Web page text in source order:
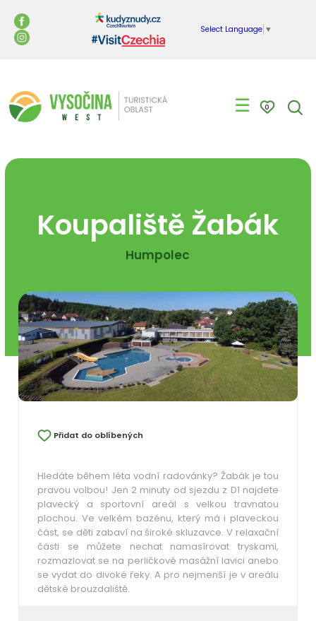
Select Language ▼
☰ 0
Koupaliště Žabák
Humpolec
Přidat do oblíbených
Hledáte během léta vodní radovánky? Žabák je tou
pravou volbou! Jen 2 minuty od sjezdu z D1 najdete
plavecký a sportovní areál s velkou travnatou
plochou. Ve velkém bazénu, který má i plaveckou
část, se děti zabaví na široké skluzavce. V relaxační
části se můžete nechat namasírovat tryskami,
rozmazlovat se na perličkové masážní lavici anebo
se vydat do divoké řeky. A pro nejmenší je v areálu
dětské brouzdaliště.